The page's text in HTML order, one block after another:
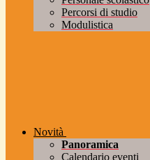
Percorsi di studio
Modulistica
Novità
Panoramica
Calendario eventi